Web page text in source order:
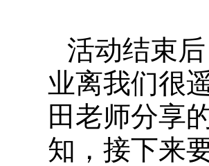
活动结束
业离我们很
田老师分享
知，接下来